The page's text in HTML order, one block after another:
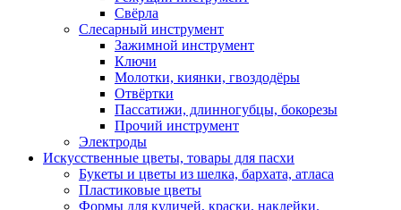
Свёрла
Слесарный инструмент
Зажимной инструмент
Ключи
Молотки, киянки, гвоздодёры
Отвёртки
Пассатижи, длинногубцы, бокорезы
Прочий инструмент
Электроды
Искусственные цветы, товары для пасхи
Букеты и цветы из шелка, бархата, атласа
Пластиковые цветы
Формы для куличей, краски, наклейки.